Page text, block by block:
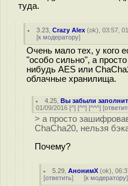
туда.
3.23 ,Crazy Alex (ok), 03:57,
[к модератору]
Очень мало тех, у кого
"особо сильно", а
нибудь AES или
облачные хранилища.
4.25 ,Вы забыли
01/09/2016 [^] [^^] [^^^] [
> а просто
ChaCha20, нельзя
Почему?
5.29 ,АнонимХ (ok),
[ответить] [к модератору]